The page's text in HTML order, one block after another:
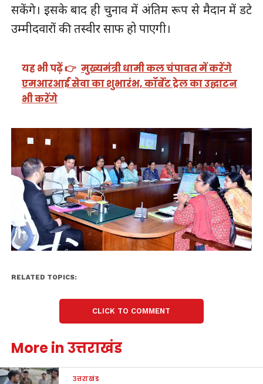
सकेंगे। इसके बाद ही चुनाव में अंतिम रूप से मैदान में डटे
उम्मीदवारों की तस्वीर साफ हो पाएगी।
यह भी पढ़ें 👉 मुख्यमंत्री धामी कल चंपावत में करेंगे
एमआरआई सेवा का शुभारंभ, कॉर्बेट ट्रेल का उद्घाटन
भी करेंगे
RELATED TOPICS:
CLICK TO COMMENT
More in उत्तराखंड
उत्तराखंड